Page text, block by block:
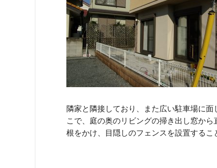
隣家と隣接しており、また広い駐車場に
こで、庭の奥のリビングの掃き出し窓か
根をかけ、目隠しのフェンスを設置するこ